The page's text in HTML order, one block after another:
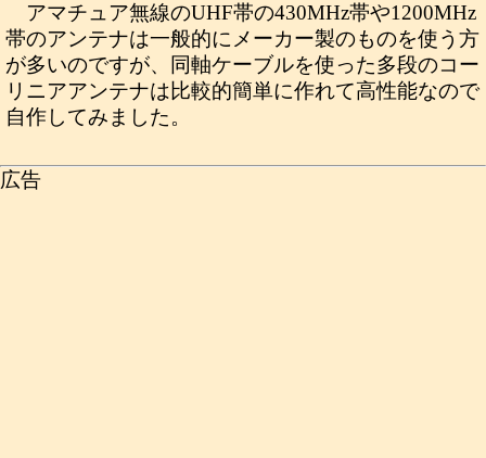
アマチュア無線のUHF帯の430MHz帯や1200MHz
帯のアンテナは一般的にメーカー製のものを使う方
が多いのですが、同軸ケーブルを使った多段のコー
リニアアンテナは比較的簡単に作れて高性能なので
自作してみました。
広告